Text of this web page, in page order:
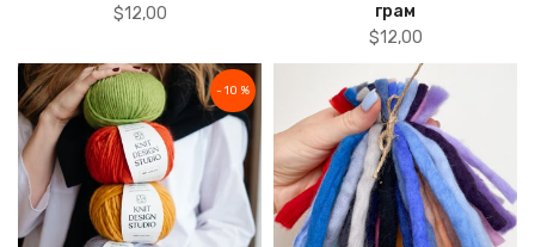
$12,00
грам
$12,00
- 10 %